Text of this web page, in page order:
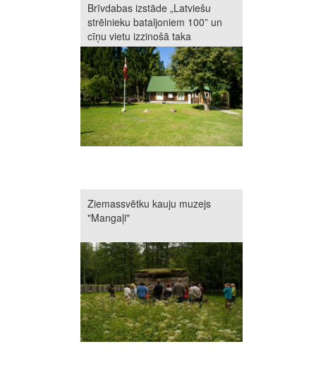
Brīvdabas izstāde „Latviešu
strēlnieku bataljoniem 100” un
cīņu vietu izzinošā taka
Ziemassvētku kauju muzejs
"Mangaļi"